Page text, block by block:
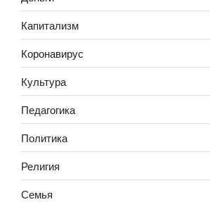
Капитализм
Коронавирус
Культура
Педагогика
Политика
Религия
Семья